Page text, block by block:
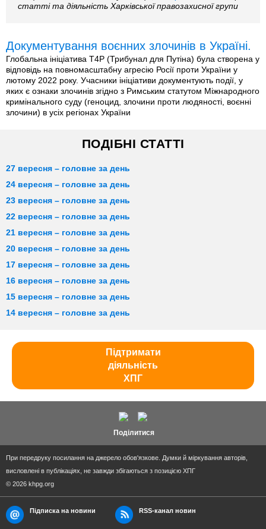
статті та діяльність Харківської правозахисної групи
Документування воєнних злочинів в Україні.
Глобальна ініціатива T4P (Трибунал для Путіна) була створена у
відповідь на повномасштабну агресію Росії проти України у
лютому 2022 року. Учасники ініціативи документують події, у
яких є ознаки злочинів згідно з Римським статутом Міжнародного
кримінального суду (геноцид, злочини проти людяності, воєнні
злочини) в усіх регіонах України
ПОДІБНІ СТАТТІ
27 вересня – головне за день
24 вересня – головне за день
23 вересня – головне за день
22 вересня – головне за день
21 вересня – головне за день
20 вересня – головне за день
17 вересня – головне за день
16 вересня – головне за день
15 вересня – головне за день
14 вересня – головне за день
Підтримати
діяльність
ХПГ
Поділитися
При передруку посилання на джерело обов'язкове. Думки й міркування авторів,
висловлені в публікаціях, не завжди збігаються з позицією ХПГ
© 2026 khpg.org
Підписка на новини RSS-канал новин